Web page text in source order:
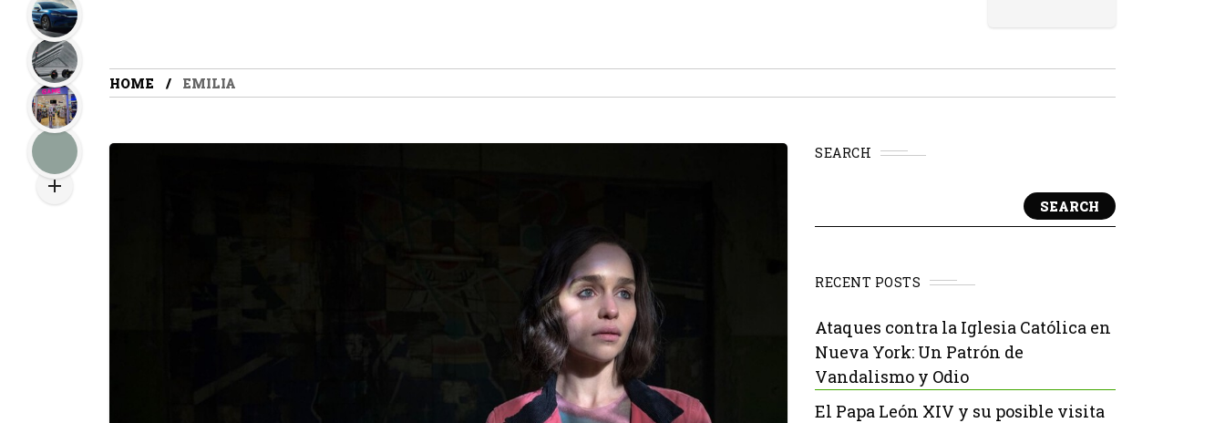
HOME EMILIA
SEARCH
SEARCH
RECENT POSTS
Ataques contra la Iglesia Católica en
Nueva York: Un Patrón de
Vandalismo y Odio
El Papa León XIV y su posible visita